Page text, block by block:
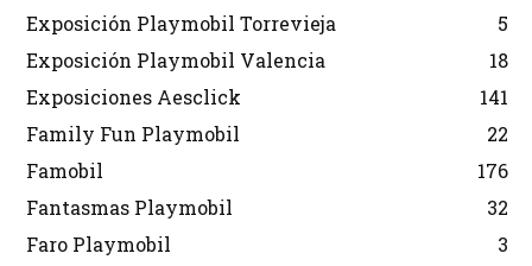
Exposición Playmobil Torrevieja
5
Exposición Playmobil Valencia
18
Exposiciones Aesclick
141
Family Fun Playmobil
22
Famobil
176
Fantasmas Playmobil
32
Faro Playmobil
3